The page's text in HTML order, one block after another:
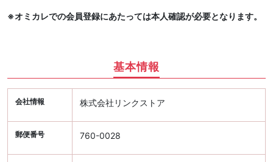
※オミカレでの会員登録にあたっては本人確認が必要となります。
基本情報
会社情報 株式会社リンクストア
郵便番号 760-0028